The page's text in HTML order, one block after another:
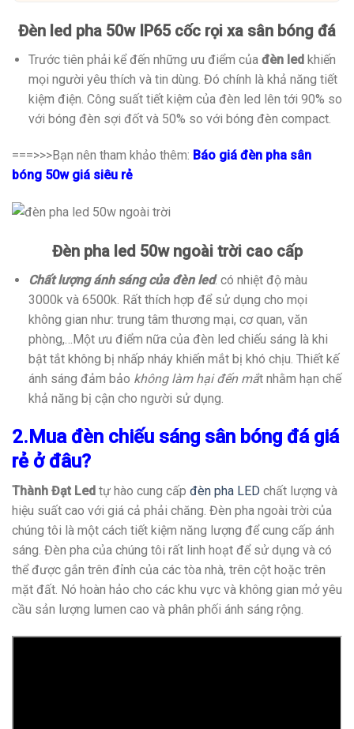
Đèn led pha 50w IP65 cốc rọi xa sân bóng đá
Trước tiên phải kể đến những ưu điểm của đèn led khiến
mọi người yêu thích và tin dùng. Đó chính là khả năng tiết
kiệm điện. Công suất tiết kiệm của đèn led lên tới 90% so
với bóng đèn sợi đốt và 50% so với bóng đèn compact.
===>>>Bạn nên tham khảo thêm: Báo giá đèn pha sân
bóng 50w giá siêu rẻ
Đèn pha led 50w ngoài trời cao cấp
Chất lượng ánh sáng của đèn led: có nhiệt độ màu
3000k và 6500k. Rất thích hợp để sử dụng cho mọi
không gian như: trung tâm thương mại, cơ quan, văn
phòng,…Một ưu điểm nữa của đèn led chiếu sáng là khi
bật tắt không bị nhấp nháy khiến mắt bị khó chịu. Thiết kế
ánh sáng đảm bảo không làm hại đến mắt nhằm hạn chế
khả năng bị cận cho người sử dụng.
2.Mua đèn chiếu sáng sân bóng đá giá
rẻ ở đâu?
Thành Đạt Led tự hào cung cấp đèn pha LED chất lượng và
hiệu suất cao với giá cả phải chăng. Đèn pha ngoài trời của
chúng tôi là một cách tiết kiệm năng lượng để cung cấp ánh
sáng. Đèn pha của chúng tôi rất linh hoạt để sử dụng và có
thể được gắn trên đỉnh của các tòa nhà, trên cột hoặc trên
mặt đất. Nó hoàn hảo cho các khu vực và không gian mở yêu
cầu sản lượng lumen cao và phân phối ánh sáng rộng.